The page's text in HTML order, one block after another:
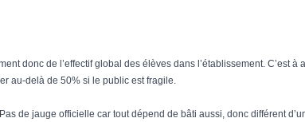
donc de l’effectif global des élèves dans l’établissement. C’est
au-delà de 50% si le public est fragile.
de jauge officielle car tout dépend de bâti aussi, donc différent